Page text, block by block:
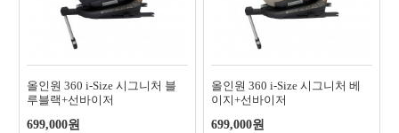
올인원 360 i-Size 시그니처 블
루블랙+선바이저
699,000원
올인원 360 i-Size 시그니처 베
이지+선바이저
699,000원